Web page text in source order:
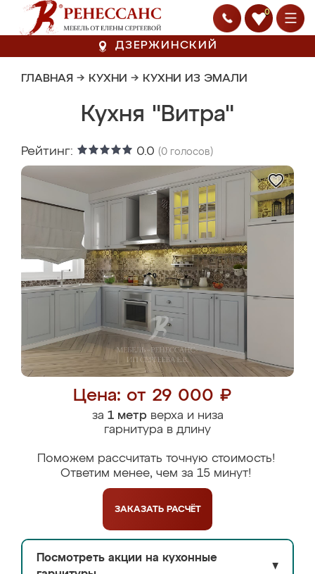
0
ДЗЕРЖИНСКИЙ
ГЛАВНАЯ → КУХНИ → КУХНИ ИЗ ЭМАЛИ
Кухня "Витра"
Рейтинг: 0.0 (0 голосов)
Цена: от 29 000 ₽
за 1 метрверха и низа
гарнитура в длину
Поможем рассчитать точную стоимость!
Ответим менее, чем за 15 минут!
ЗАКАЗАТЬ РАСЧЁТ
Посмотреть акции на кухонные
▼